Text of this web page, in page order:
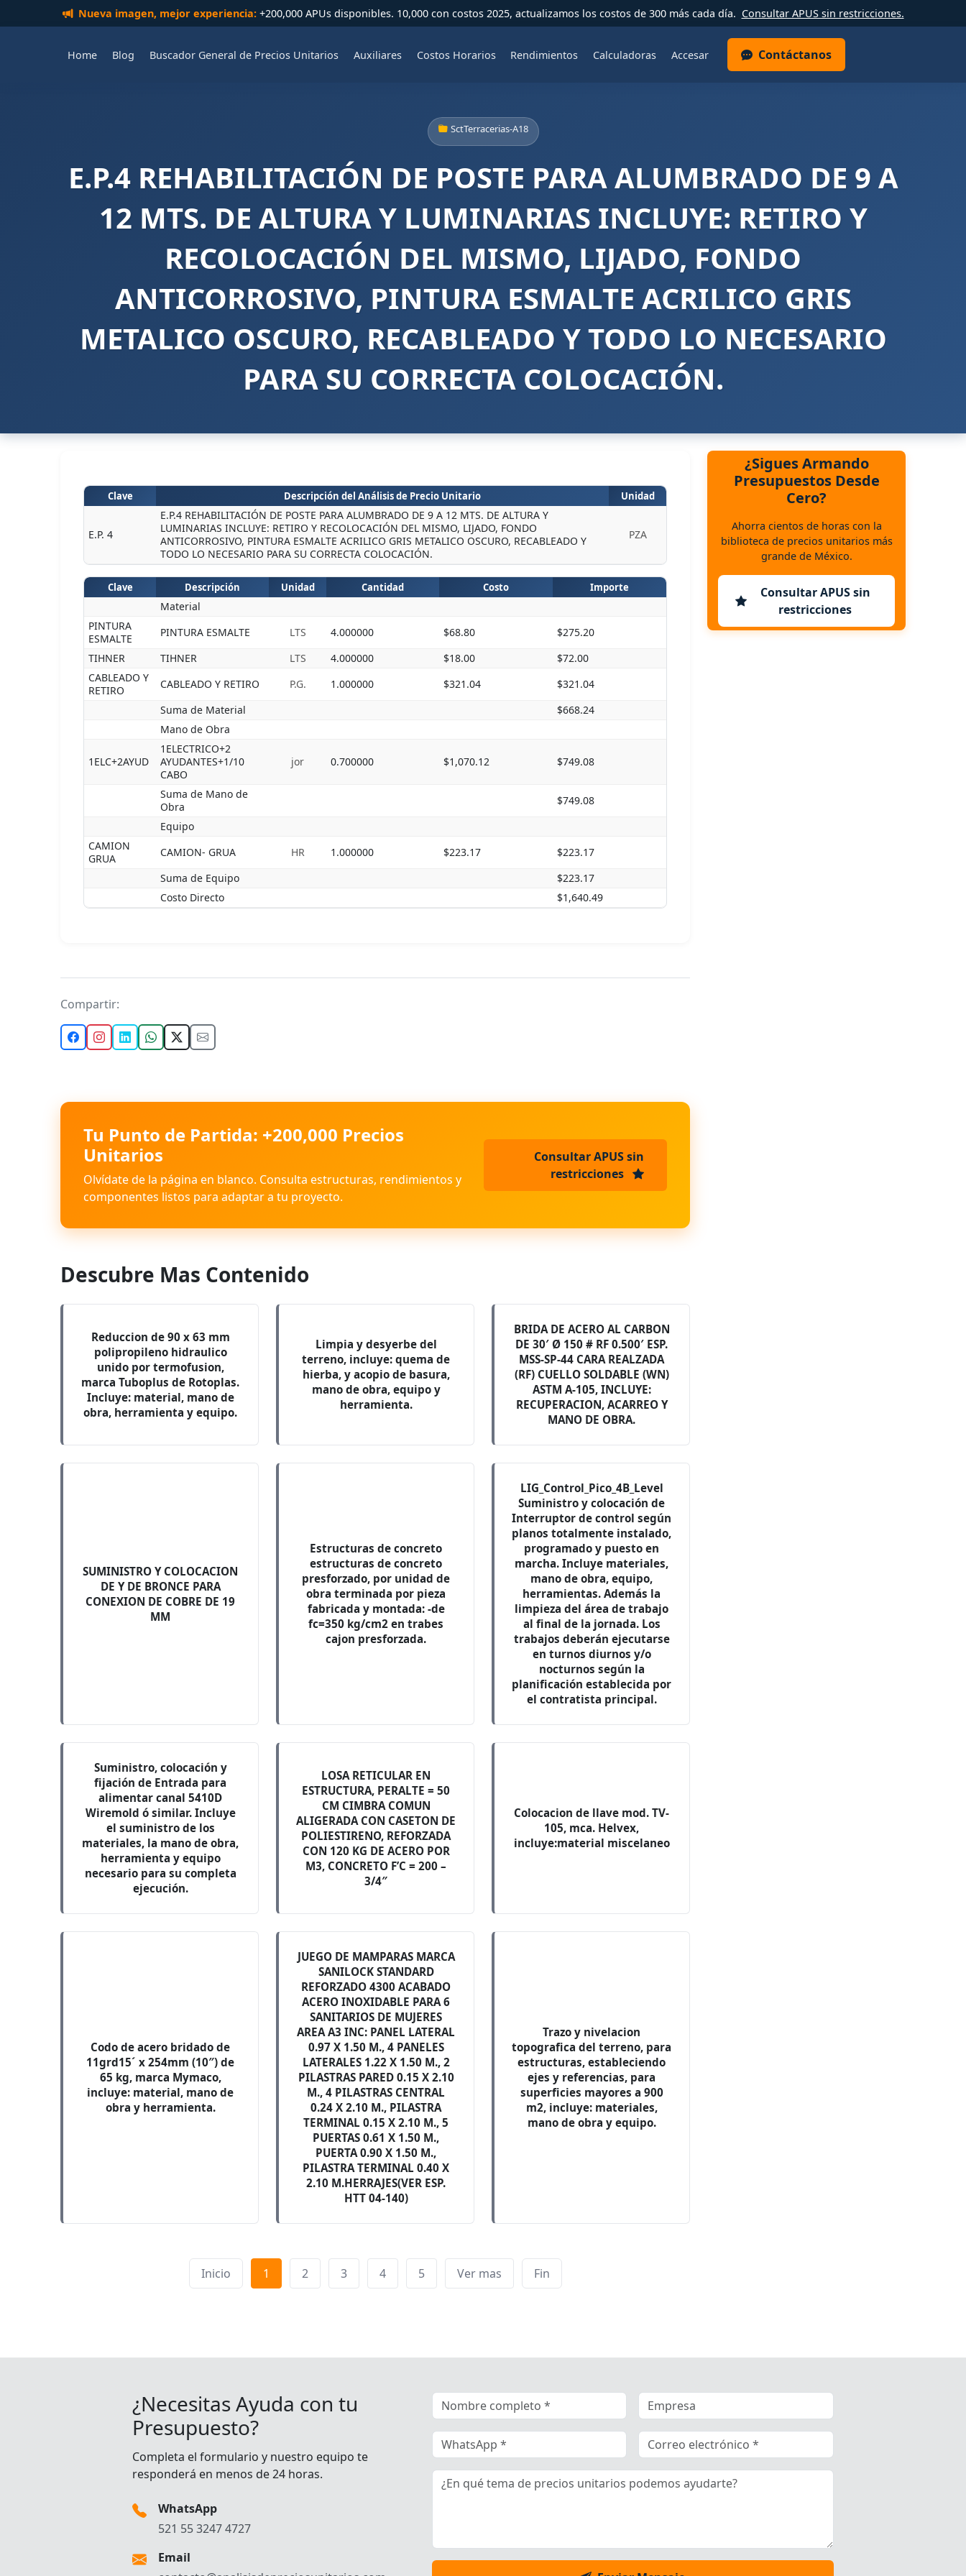
Nueva imagen, mejor experiencia:+200,000 APUs disponibles. 10,000 con costos 2025, actualizamos los costos de 300 más cada día. Consultar APUS sin restricciones.
Home Blog Buscador General de Precios Unitarios Auxiliares Costos Horarios Rendimientos Calculadoras Accesar Contáctanos
SctTerracerias-A18
E.P.4 REHABILITACIÓN DE POSTE PARA ALUMBRADO DE 9 A
12 MTS. DE ALTURA Y LUMINARIAS INCLUYE: RETIRO Y
RECOLOCACIÓN DEL MISMO, LIJADO, FONDO
ANTICORROSIVO, PINTURA ESMALTE ACRILICO GRIS
METALICO OSCURO, RECABLEADO Y TODO LO NECESARIO
PARA SU CORRECTA COLOCACIÓN.
Clave Descripción del Análisis de Precio Unitario Unidad
E.P. 4
E.P.4 REHABILITACIÓN DE POSTE PARA ALUMBRADO DE 9 A 12 MTS. DE ALTURA Y
LUMINARIAS INCLUYE: RETIRO Y RECOLOCACIÓN DEL MISMO, LIJADO, FONDO
ANTICORROSIVO, PINTURA ESMALTE ACRILICO GRIS METALICO OSCURO, RECABLEADO Y
TODO LO NECESARIO PARA SU CORRECTA COLOCACIÓN.
PZA
Clave Descripción Unidad Cantidad Costo Importe
Material
PINTURA
ESMALTE
PINTURA ESMALTE LTS 4.000000 $68.80
$275.20
TIHNER
TIHNER LTS 4.000000 $18.00
$72.00
CABLEADO Y
RETIRO
CABLEADO Y RETIRO P.G. 1.000000 $321.04
$321.04
Suma de Material
$668.24
Mano de Obra
1ELC+2AYUD
1ELECTRICO+2
AYUDANTES+1/10
CABO
jor 0.700000 $1,070.12 $749.08
Suma de Mano de
Obra
$749.08
Equipo
CAMION
GRUA
CAMION- GRUA HR 1.000000 $223.17
$223.17
Suma de Equipo
$223.17
Costo Directo
$1,640.49
Compartir:
Tu Punto de Partida: +200,000 Precios
Unitarios
Olvídate de la página en blanco. Consulta estructuras, rendimientos y
componentes listos para adaptar a tu proyecto.
Consultar APUS sin
restricciones
Descubre Mas Contenido
Reduccion de 90 x 63 mm
polipropileno hidraulico
unido por termofusion,
marca Tuboplus de Rotoplas.
Incluye: material, mano de
obra, herramienta y equipo.
Limpia y desyerbe del
terreno, incluye: quema de
hierba, y acopio de basura,
mano de obra, equipo y
herramienta.
BRIDA DE ACERO AL CARBON
DE 30′ Ø 150 # RF 0.500′ ESP.
MSS-SP-44 CARA REALZADA
(RF) CUELLO SOLDABLE (WN)
ASTM A-105, INCLUYE:
RECUPERACION, ACARREO Y
MANO DE OBRA.
SUMINISTRO Y COLOCACION
DE Y DE BRONCE PARA
CONEXION DE COBRE DE 19
MM
Estructuras de concreto
estructuras de concreto
presforzado, por unidad de
obra terminada por pieza
fabricada y montada: -de
fc=350 kg/cm2 en trabes
cajon presforzada.
LIG_Control_Pico_4B_Level
Suministro y colocación de
Interruptor de control según
planos totalmente instalado,
programado y puesto en
marcha. Incluye materiales,
mano de obra, equipo,
herramientas. Además la
limpieza del área de trabajo
al final de la jornada. Los
trabajos deberán ejecutarse
en turnos diurnos y/o
nocturnos según la
planificación establecida por
el contratista principal.
Suministro, colocación y
fijación de Entrada para
alimentar canal 5410D
Wiremold ó similar. Incluye
el suministro de los
materiales, la mano de obra,
herramienta y equipo
necesario para su completa
ejecución.
LOSA RETICULAR EN
ESTRUCTURA, PERALTE = 50
CM CIMBRA COMUN
ALIGERADA CON CASETON DE
POLIESTIRENO, REFORZADA
CON 120 KG DE ACERO POR
M3, CONCRETO F’C = 200 –
3/4″
Colocacion de llave mod. TV-
105, mca. Helvex,
incluye:material miscelaneo
Codo de acero bridado de
11grd15´ x 254mm (10″) de
65 kg, marca Mymaco,
incluye: material, mano de
obra y herramienta.
JUEGO DE MAMPARAS MARCA
SANILOCK STANDARD
REFORZADO 4300 ACABADO
ACERO INOXIDABLE PARA 6
SANITARIOS DE MUJERES
AREA A3 INC: PANEL LATERAL
0.97 X 1.50 M., 4 PANELES
LATERALES 1.22 X 1.50 M., 2
PILASTRAS PARED 0.15 X 2.10
M., 4 PILASTRAS CENTRAL
0.24 X 2.10 M., PILASTRA
TERMINAL 0.15 X 2.10 M., 5
PUERTAS 0.61 X 1.50 M.,
PUERTA 0.90 X 1.50 M.,
PILASTRA TERMINAL 0.40 X
2.10 M.HERRAJES(VER ESP.
HTT 04-140)
Trazo y nivelacion
topografica del terreno, para
estructuras, estableciendo
ejes y referencias, para
superficies mayores a 900
m2, incluye: materiales,
mano de obra y equipo.
Inicio 1 2 3 4 5 Ver mas Fin
¿Sigues Armando
Presupuestos Desde
Cero?
Ahorra cientos de horas con la
biblioteca de precios unitarios más
grande de México.
Consultar APUS sin
restricciones
¿Necesitas Ayuda con tu
Presupuesto?
Completa el formulario y nuestro equipo te
responderá en menos de 24 horas.
WhatsApp
521 55 3247 4727
Email